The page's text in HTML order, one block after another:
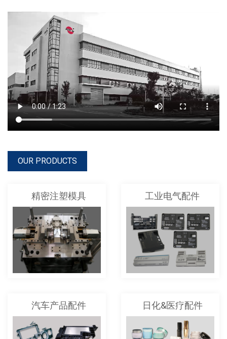
OUR PRODUCTS
精密注塑模具 工业电气配件
汽车产品配件 日化&医疗配件